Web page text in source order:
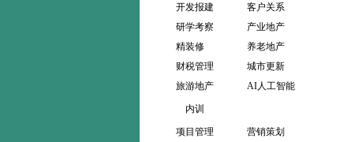
开发报建
客户关系
研学考察
产业地产
精装修
养老地产
财税管理
城市更新
旅游地产
AI人工智能
内训
项目管理
营销策划